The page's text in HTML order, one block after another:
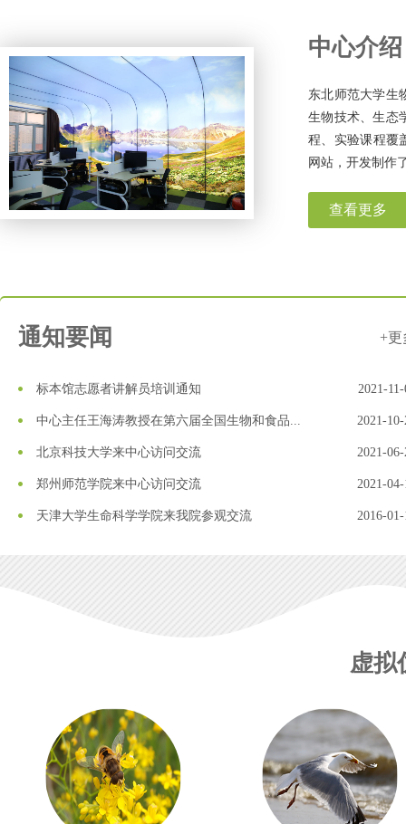
中心介绍
东北师范大学生
生物技术、生态
程、实验课程覆
网站，开发制作
查看更多
通知要闻 +更
标本馆志愿者讲解员培训通知 2021-
中心主任王海涛教授在第六届全国生物和食品... 2021-
北京科技大学来中心访问交流 2021-
郑州师范学院来中心访问交流 2021-
天津大学生命科学学院来我院参观交流 2016-
虚拟